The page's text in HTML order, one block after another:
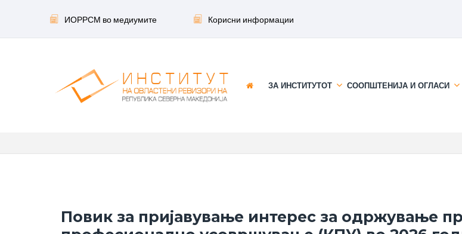
ИОРРСМ во медиумите Корисни информации
ЗА ИНСТИТУТОТ СООПШТЕНИЈА И ОГЛАСИ
Повик за пријавување интерес за одржување